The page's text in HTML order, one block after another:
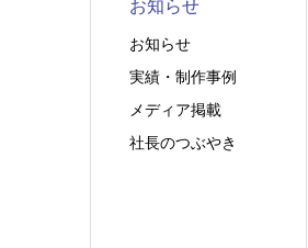
お知らせ
お知らせ
実績・制作事例
メディア掲載
社長のつぶやき